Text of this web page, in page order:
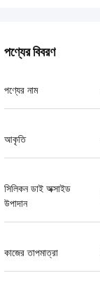
পণ্যের বিবরণ
পণ্যের নাম
আকৃতি
সিলিকন ডাই অক্সাইড
উপাদান
কাজের তাপমাত্রা